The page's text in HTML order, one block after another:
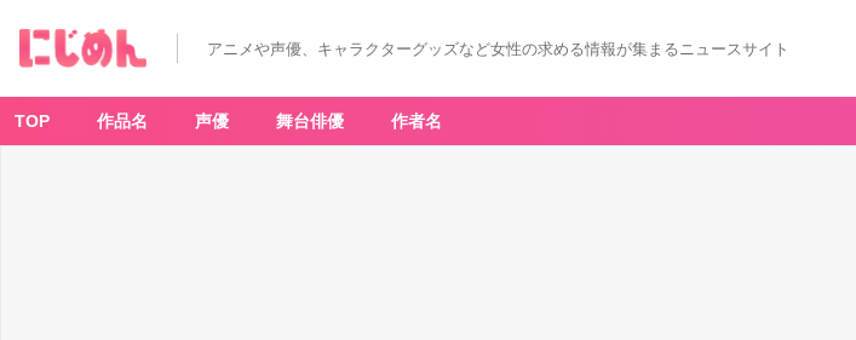
アニメや声優、キャラクターグッズなど女性の求める情報が集まるニュースサイト
TOP 作品名 声優 舞台俳優 作者名